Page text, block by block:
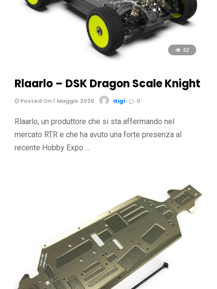
52
Rlaarlo – DSK Dragon Scale Knight
Posted On 1 Maggio 2026 Gigi 0
Rlaarlo, un produttore che si sta affermando nel
mercato RTR e che ha avuto una forte presenza al
recente Hobby Expo …